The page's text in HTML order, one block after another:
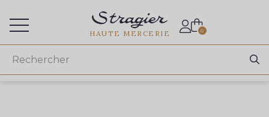
HAUTE MERCERIE 0